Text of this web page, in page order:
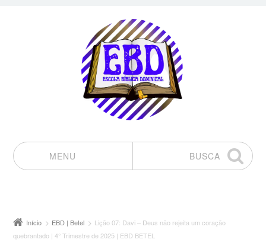
MENU
BUSCA
Início EBD | Betel
Lição 07: Davi – Deus não rejeita um coração
quebrantado | 4° Trimestre de 2025 | EBD BETEL